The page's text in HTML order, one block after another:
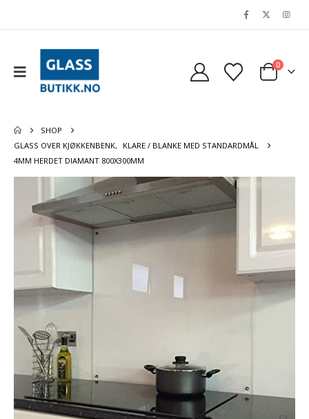
0
SHOP
GLASS OVER KJØKKENBENK,
KLARE / BLANKE MED STANDARDMÅL
4MM HERDET DIAMANT 800X300MM